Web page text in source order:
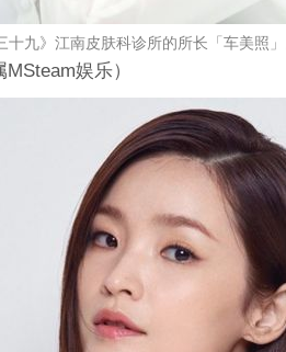
十九》江南皮肤科诊所的所长「车美照
娱乐）